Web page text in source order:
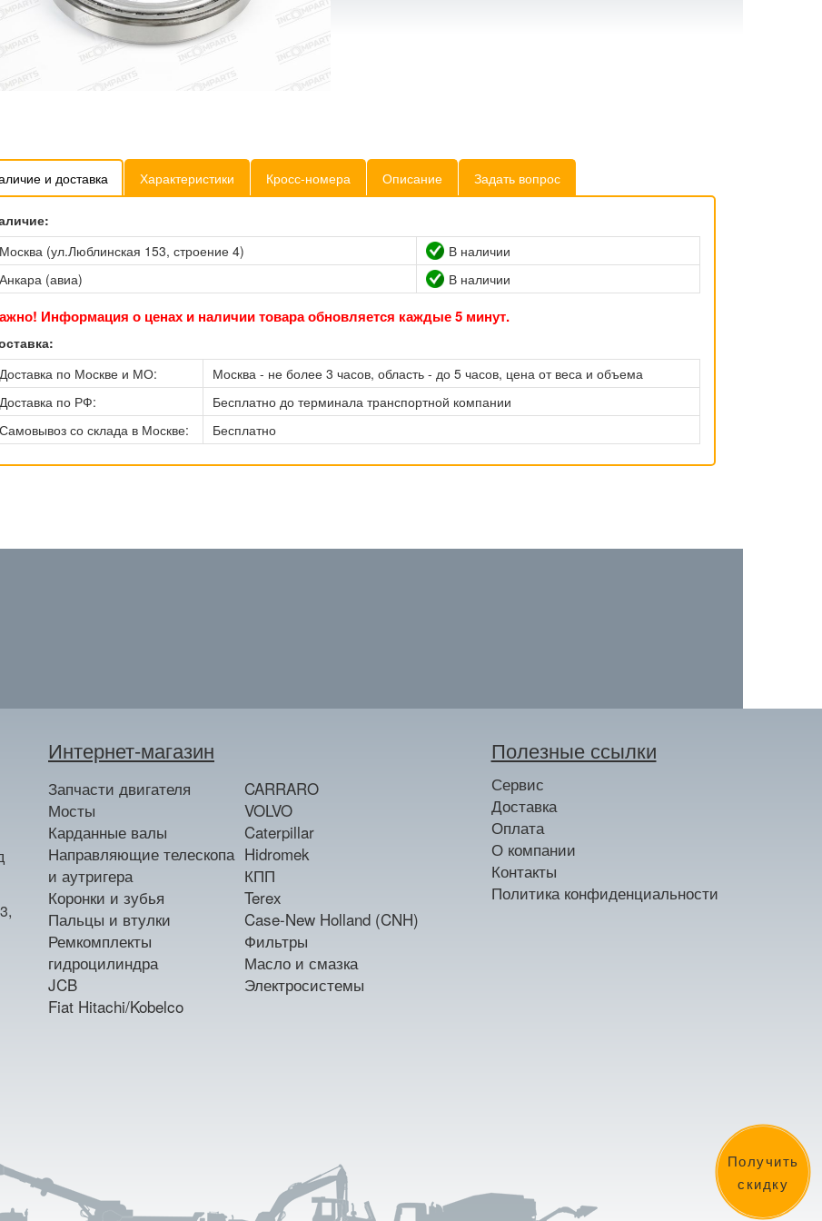
Получить
скидку
и доставка Характеристики Кросс-номера Описание Задать вопрос
Москва (ул.Люблинская 153, строение 4)
В наличии
Анкара (авиа)
В наличии
Информация о ценах и наличии товара обновляется каждые 5 минут.
Доставка по Москве и МО:
Москва - не более 3 часов, область - до 5 часов, цена от веса и объема
Доставка по РФ:
Бесплатно до терминала транспортной компании
Самовывоз со склада в Москве:
Бесплатно
Интернет-магазин
Запчасти двигателя
Мосты
Карданные валы
Направляющие телескопа
и аутригера
Коронки и зубья
Пальцы и втулки
Ремкомплекты
гидроцилиндра
JCB
Fiat Hitachi/Kobelco
CARRARO
VOLVO
Caterpillar
Hidromek
КПП
Terex
Case-New Holland (CNH)
Фильтры
Масло и смазка
Электросистемы
Полезные ссылки
Сервис
Доставка
Оплата
О компании
Контакты
Политика конфиденциальности